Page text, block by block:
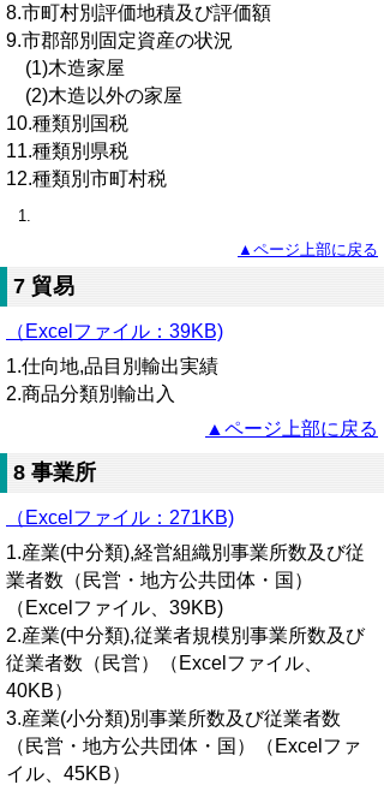
8.市町村別評価地積及び評価額
9.市郡部別固定資産の状況
(1)木造家屋
(2)木造以外の家屋
10.種類別国税
11.種類別県税
12.種類別市町村税
▲ページ上部に戻る
7 貿易
（Excelファイル： 39KB)
1.仕向地,品目別輸出実績
2.商品分類別輸出入
▲ページ上部に戻る
8 事業所
（Excelファイル：271KB)
1.産業(中分類),経営組織別事業所数及び従
業者数（民営・地方公共団体・国）
（Excelファイル、39KB)
2.産業(中分類),従業者規模別事業所数及び
従業者数（民営）（Excelファイル、
40KB）
3.産業(小分類)別事業所数及び従業者数
（民営・地方公共団体・国）（Excelファ
イル、45KB）